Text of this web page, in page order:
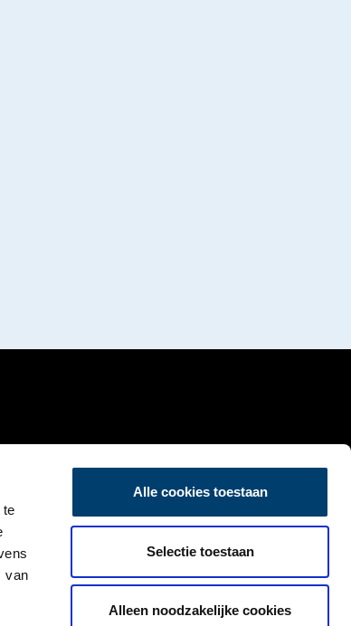
te
van
Alle cookies toestaan
Selectie toestaan
Alleen noodzakelijke cookies